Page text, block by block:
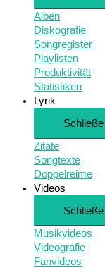
Alben
Diskografie
Songregister
Playlisten
Produktivität
Statistiken
Lyrik
Zitate
Songtexte
Doppelreime
Videos
Musikvideos
Videografie
Fanvideos